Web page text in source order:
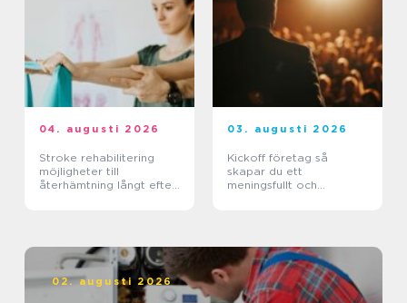
04. augusti 2026
Stroke rehabilitering
möjligheter till
återhämtning långt efter
03. augusti 2026
Kickoff företag så
skapar du ett
meningsfullt och
02. augusti 2026